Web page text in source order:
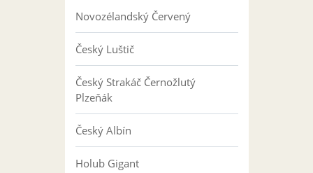
Novozélandský Červený
Český Luštič
Český Strakáč Černožlutý
Plzeňák
Český Albín
Holub Gigant